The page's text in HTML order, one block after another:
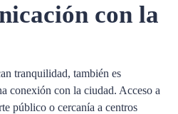
con la
tranquilidad, también es
conexión con la ciudad. Acceso a
público o cercanía a centros